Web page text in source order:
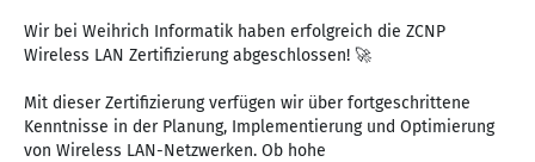
Wir bei Weihrich Informatik haben erfolgreich die ZCNP
Wireless LAN Zertifizierung abgeschlossen! 🚀
Mit dieser Zertifizierung verfügen wir über fortgeschrittene
Kenntnisse in der Planung, Implementierung und Optimierung
von Wireless LAN-Netzwerken. Ob hohe